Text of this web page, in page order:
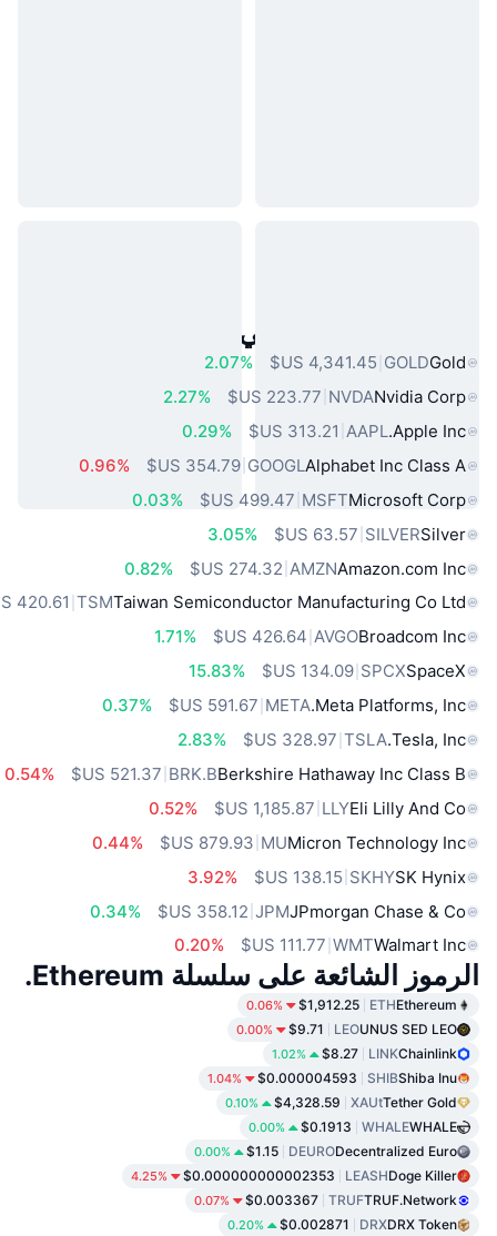
أصول العالم الحقيقي الشائعة
Gold
GOLD
2.07%
Nvidia Corp
NVDA
2.27%
Apple Inc.
AAPL
0.29%
Alphabet Inc Class A
GOOGL
‏354.79 US$
0.96%
Microsoft Corp
MSFT
0.03%
Silver
SILVER
3.05%
Amazon.com Inc
AMZN
0.82%
Taiwan Semiconductor Manufacturing Co Ltd
TSM
Broadcom Inc
AVGO
1.71%
SpaceX
SPCX
‏134.09 US$
15.83%
Meta Platforms, Inc.
META
0.37%
Tesla, Inc.
TSLA
2.83%
Berkshire Hathaway Inc Class B
BRK.B
0.54%
Eli Lilly And Co
LLY
0.52%
Micron Technology Inc
MU
0.44%
SK Hynix
SKHY
3.92%
JPmorgan Chase & Co
JPM
0.34%
Walmart Inc
WMT
0.20%
الرموز الشائعة على سلسلة Ethereum.
Ethereum
ETH
$1,912.25
0.06%
UNUS SED LEO
LEO
$9.71
0.00%
Chainlink
LINK
$8.27
1.02%
Shiba Inu
SHIB
$0.000004593
1.04%
Tether Gold
XAUt
$4,328.59
0.10%
WHALE
WHALE
$0.1913
0.00%
Decentralized Euro
DEURO
$1.15
0.00%
Doge Killer
LEASH
$0.000000000002353
4.25%
TRUF.Network
TRUF
$0.003367
0.07%
DRX Token
DRX
$0.002871
0.20%